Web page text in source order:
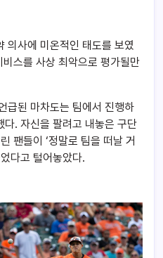
의사에 미온적인 태도를 보였
스를 사상 최악으로 평가될만
급된 마차도는 팀에서 진행하
. 자신을 팔려고 내놓은 구단
팬들이 ‘정말로 팀을 떠날 거
다고 털어놓았다.